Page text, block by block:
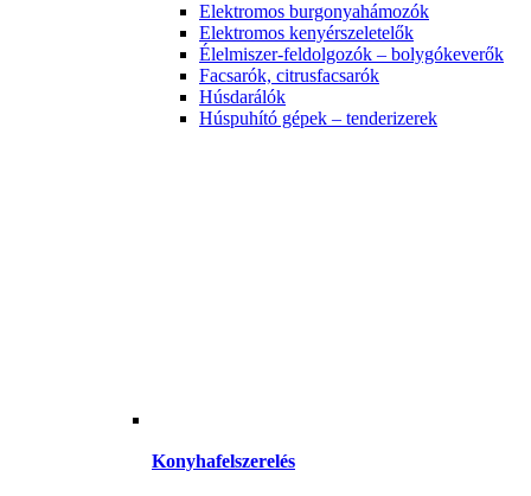
Elektromos burgonyahámozók
Elektromos kenyérszeletelők
Élelmiszer-feldolgozók – bolygókeverők
Facsarók, citrusfacsarók
Húsdarálók
Húspuhító gépek – tenderizerek
Konyhafelszerelés